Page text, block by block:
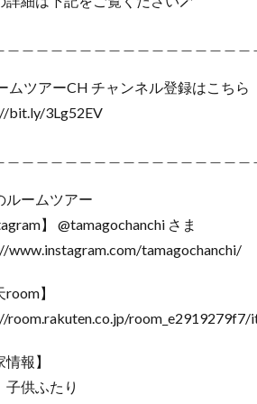
ムツアーCH チャンネル登録はこちら
bit.ly/3Lg52EV
ルームツアー
】 @tamagochanchi さま
www.instagram.com/tamagochanchi/
room】
room.rakuten.co.jp/room_e2919279f7/
情報】
子供ふたり